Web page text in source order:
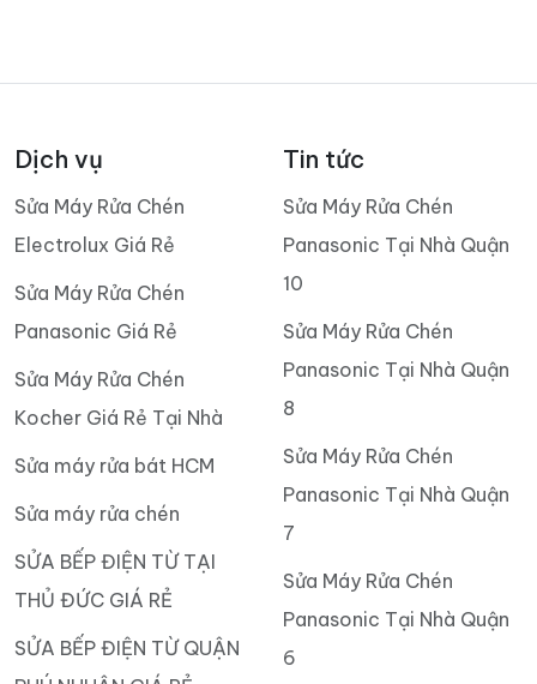
Dịch vụ
Sửa Máy Rửa Chén
Electrolux Giá Rẻ
Sửa Máy Rửa Chén
Panasonic Giá Rẻ
Sửa Máy Rửa Chén
Kocher Giá Rẻ Tại Nhà
Sửa máy rửa bát HCM
Sửa máy rửa chén
SỬA BẾP ĐIỆN TỪ TẠI
THỦ ĐỨC GIÁ RẺ
SỬA BẾP ĐIỆN TỪ QUẬN
Tin tức
Sửa Máy Rửa Chén
Panasonic Tại Nhà Quận
10
Sửa Máy Rửa Chén
Panasonic Tại Nhà Quận
8
Sửa Máy Rửa Chén
Panasonic Tại Nhà Quận
7
Sửa Máy Rửa Chén
Panasonic Tại Nhà Quận
6